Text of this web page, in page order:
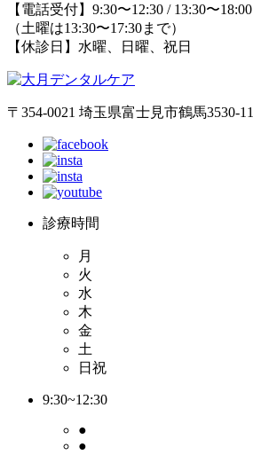
【電話受付】9:30〜12:30 / 13:30〜18:00
（土曜は13:30〜17:30まで）
【休診日】水曜、日曜、祝日
〒354-0021 埼玉県富士見市鶴馬3530-11
診療時間
月
火
水
木
金
土
日祝
9:30~12:30
●
●